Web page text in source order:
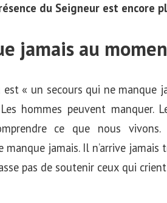
du Seigneur est encore
jamais au
« un secours qui ne manque
hommes peuvent
ce que nous vivons.
jamais. Il n’arrive
pas de soutenir ceux qui